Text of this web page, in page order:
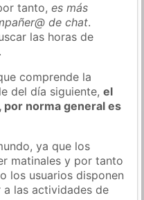
tanto,es más
de chat.
las horas de
comprende la
del día siguiente,el
por norma general es
ya que los
matinales y por tanto
los usuarios disponen
las actividades de